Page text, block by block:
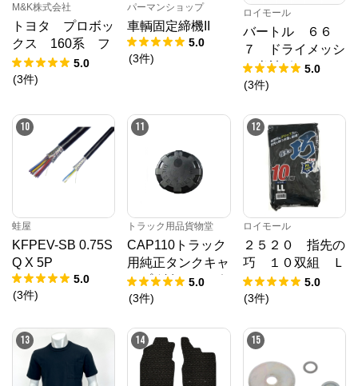
M&K株式会社
トヨタ プロボッ
クス 160系 フ
ロアマット H2
6/9～ カーマッ
ルス 消臭 エ
クセレントタイプ
5.0
(3件)
パーマンショップ
車輌固定締機II
5.0
(3件)
ロイモール
バートル ６６
７ ドライメッシ
ュ半袖ポロシャ
ツ バーク ３Ｌ
5.0
(3件)
10
蛙屋
KFPEV-SB 0.75S
Q X 5P
5.0
(3件)
11
トラック用品貨物堂
CAP110トラック
用純正タンクキャ
ップ(鍵無)ガッポ
アルミタンク用8
5.0
(3件)
12
ロイモール
２５２０ 指先の
巧 １０双組 Ｌ
Ｌ
5.0
(3件)
13 14 15